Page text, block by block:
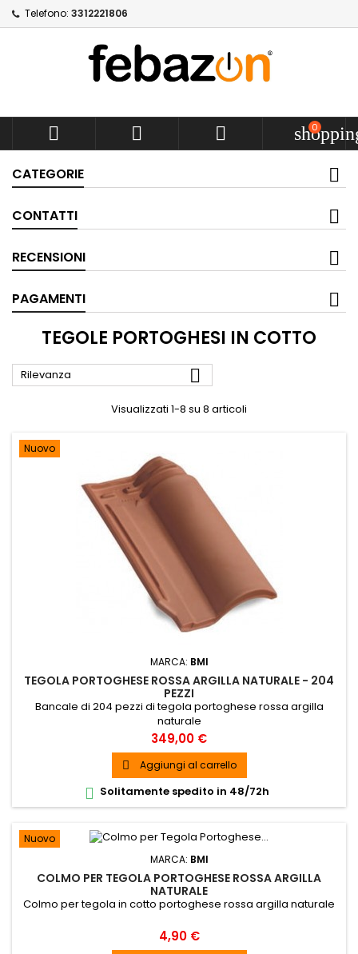
Telefono: 3312221806
   0
CATEGORIE
CONTATTI
RECENSIONI
PAGAMENTI
TEGOLE PORTOGHESI IN COTTO
Rilevanza 
Visualizzati 1-8 su 8 articoli
Nuovo
MARCA: BMI
TEGOLA PORTOGHESE ROSSA ARGILLA NATURALE - 204
PEZZI
Bancale di 204 pezzi di tegola portoghese rossa argilla
naturale
Prezzo
349,00 €
 Aggiungi al carrello
 Solitamente spedito in 48/72h
Nuovo
MARCA: BMI
COLMO PER TEGOLA PORTOGHESE ROSSA ARGILLA
NATURALE
Colmo per tegola in cotto portoghese rossa argilla naturale
Prezzo
4,90 €